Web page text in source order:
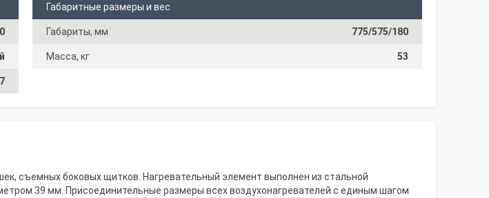
Габаритные размеры и вес
Габариты, мм 775/575/180
Масса, кг 53
съемных боковых щитков. Нагревательный элемент выполнен из стальной
39 мм. Присоединительные размеры всех воздухонагревателей с единым шагом